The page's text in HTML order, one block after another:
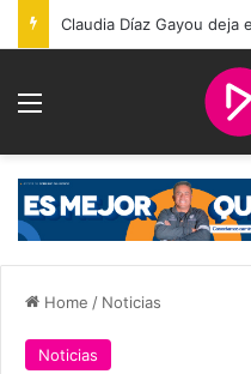
Menu
Home / Noticias
Noticias